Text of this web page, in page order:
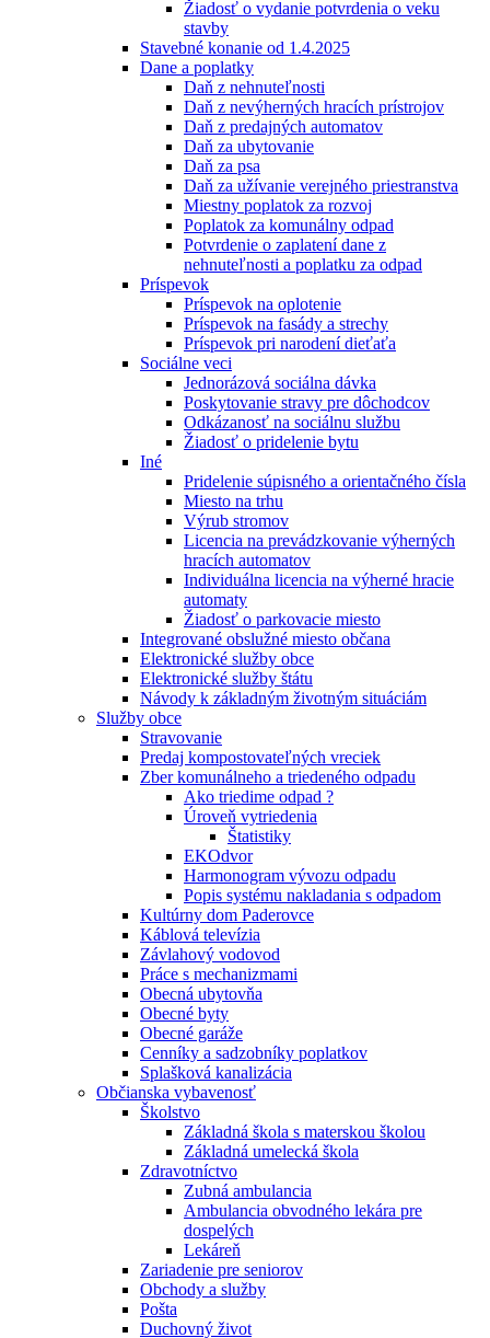
Žiadosť o vydanie potvrdenia o veku
stavby
Stavebné konanie od 1.4.2025
Dane a poplatky
Daň z nehnuteľnosti
Daň z nevýherných hracích prístrojov
Daň z predajných automatov
Daň za ubytovanie
Daň za psa
Daň za užívanie verejného priestranstva
Miestny poplatok za rozvoj
Poplatok za komunálny odpad
Potvrdenie o zaplatení dane z
nehnuteľnosti a poplatku za odpad
Príspevok
Príspevok na oplotenie
Príspevok na fasády a strechy
Príspevok pri narodení dieťaťa
Sociálne veci
Jednorázová sociálna dávka
Poskytovanie stravy pre dôchodcov
Odkázanosť na sociálnu službu
Žiadosť o pridelenie bytu
Iné
Pridelenie súpisného a orientačného čísla
Miesto na trhu
Výrub stromov
Licencia na prevádzkovanie výherných
hracích automatov
Individuálna licencia na výherné hracie
automaty
Žiadosť o parkovacie miesto
Integrované obslužné miesto občana
Elektronické služby obce
Elektronické služby štátu
Návody k základným životným situáciám
Služby obce
Stravovanie
Predaj kompostovateľných vreciek
Zber komunálneho a triedeného odpadu
Ako triedime odpad ?
Úroveň vytriedenia
Štatistiky
EKOdvor
Harmonogram vývozu odpadu
Popis systému nakladania s odpadom
Kultúrny dom Paderovce
Káblová televízia
Závlahový vodovod
Práce s mechanizmami
Obecná ubytovňa
Obecné byty
Obecné garáže
Cenníky a sadzobníky poplatkov
Splašková kanalizácia
Občianska vybavenosť
Školstvo
Základná škola s materskou školou
Základná umelecká škola
Zdravotníctvo
Zubná ambulancia
Ambulancia obvodného lekára pre
dospelých
Lekáreň
Zariadenie pre seniorov
Obchody a služby
Pošta
Duchovný život